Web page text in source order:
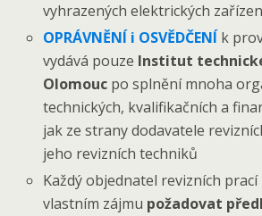
vyhrazených elektrických
OPRÁVNĚNÍ i OSVĚDČENÍ k
vydává pouze Institut
Olomouc po splnění mnoha
technických, kvalifikačních a
jak ze strany dodavatele
jeho revizních techniků
Každý objednatel revizních prací
vlastním zájmu požadovat